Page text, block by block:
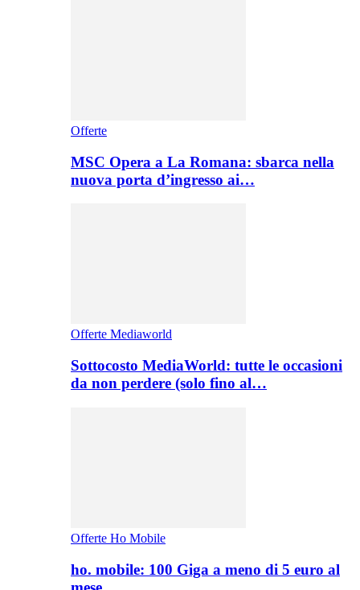
Offerte
MSC Opera a La Romana: sbarca nella
nuova porta d’ingresso ai…
Offerte Mediaworld
Sottocosto MediaWorld: tutte le occasioni
da non perdere (solo fino al…
Offerte Ho Mobile
ho. mobile: 100 Giga a meno di 5 euro al